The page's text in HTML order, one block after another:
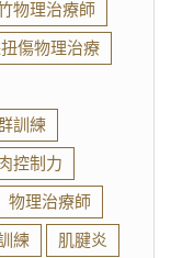
物理治療師
傷物理治療
訓練
控制力
物理治療師
練
肌腱炎